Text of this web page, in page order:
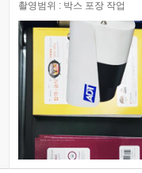
촬영범위 : 박스 포장 작업